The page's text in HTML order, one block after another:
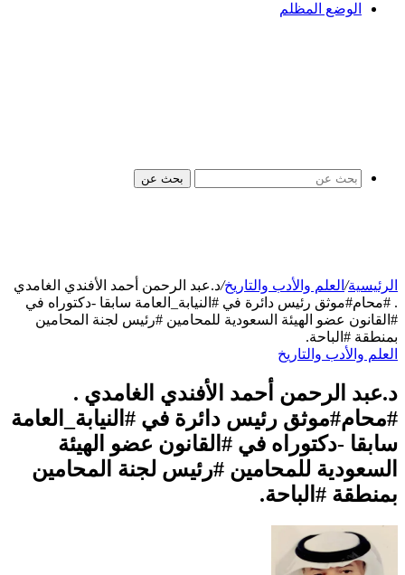
الوضع المظلم
بحث عن
الرئيسية/ العلم والأدب والتاريخ/د.عبد الرحمن أحمد الأفندي الغامدي
. #محام#موثق رئيس دائرة في #النيابة_العامة سابقا -دكتوراه في
#القانون عضو الهيئة السعودية للمحامين #رئيس لجنة المحامين
بمنطقة #الباحة.
العلم والأدب والتاريخ
د.عبد الرحمن أحمد الأفندي الغامدي .
#محام#موثق رئيس دائرة في #النيابة_العامة
سابقا -دكتوراه في #القانون عضو الهيئة
السعودية للمحامين #رئيس لجنة المحامين
بمنطقة #الباحة.